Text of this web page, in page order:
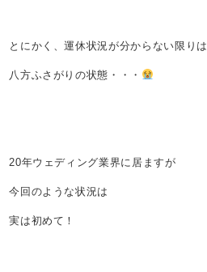
とにかく、運休状況が分からない限りは
八方ふさがりの状態・・・
20年ウェディング業界に居ますが
今回のような状況は
実は初めて！